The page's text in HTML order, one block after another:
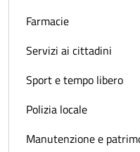
Farmacie
Servizi ai cittadini
Sport e tempo libero
Polizia locale
Manutenzione e